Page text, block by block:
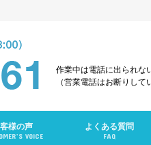
作業中は電話に出られな
（営業電話はお断りして
様の声
VOICE
よくある質問
FAQ